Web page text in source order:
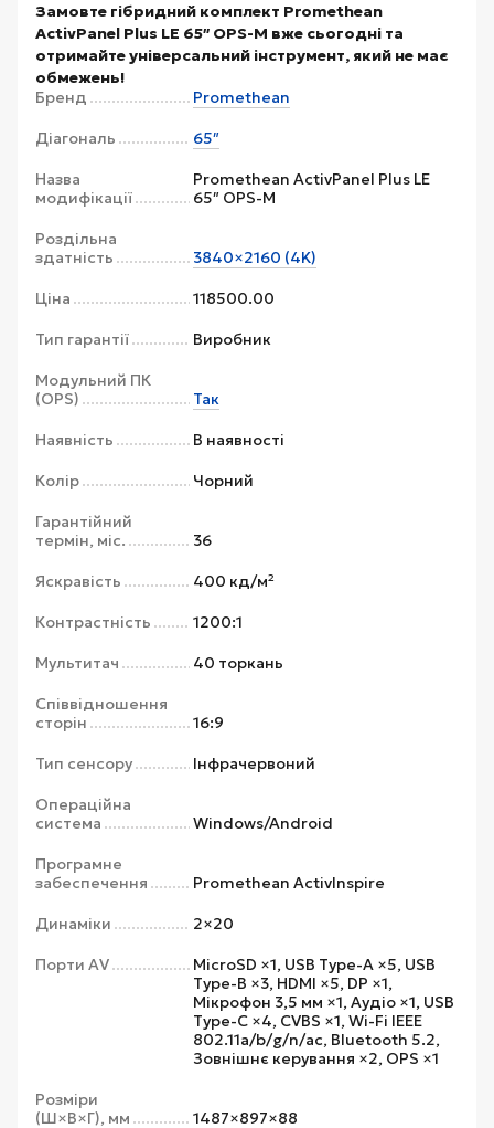
Замовте гібридний комплект Promethean
ActivPanel Plus LE 65″ OPS-M вже сьогодні та
отримайте універсальний інструмент, який не має
обмежень!
Бренд
Promethean
Діагональ 65″
Назва
модифікації
Promethean ActivPanel Plus LE
65″ OPS-M
Роздільна
здатність
3840×2160 (4K)
Ціна 118500.00
Тип гарантії Виробник
Модульний ПК
(OPS)
Так
Наявність В наявності
Колір Чорний
Гарантійний
термін, міс.
36
Яскравість 400 кд/м²
Контрастність 1200:1
Мультитач 40 торкань
Співвідношення
сторін
16:9
Тип сенсору Інфрачервоний
Операційна
система
Windows/Android
Програмне
забеспечення
Promethean ActivInspire
Динаміки 2×20
Порти AV
MicroSD ×1, USB Type-A ×5, USB
Type-B ×3, HDMI ×5, DP ×1,
Мікрофон 3,5 мм ×1, Аудіо ×1, USB
Type-C ×4, CVBS ×1, Wi-Fi IEEE
802.11a/b/g/n/ac, Bluetooth 5.2,
Зовнішнє керування ×2, OPS ×1
Розміри
(Ш×В×Г), мм
1487×897×88